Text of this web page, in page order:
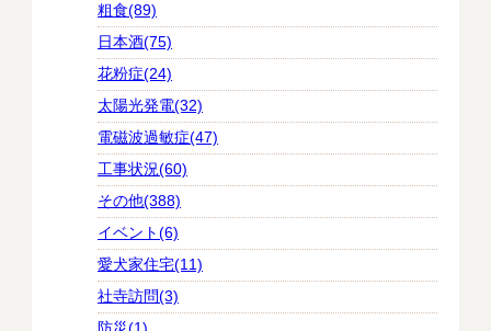
粗食(89)
日本酒(75)
花粉症(24)
太陽光発電(32)
電磁波過敏症(47)
工事状況(60)
その他(388)
イベント(6)
愛犬家住宅(11)
社寺訪問(3)